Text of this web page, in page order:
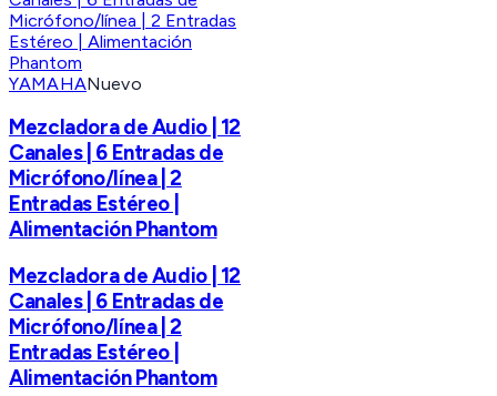
YAMAHANuevo
Mezcladora de Audio | 12
Canales | 6 Entradas de
Micrófono/línea | 2
Entradas Estéreo |
Alimentación Phantom
Mezcladora de Audio | 12
Canales | 6 Entradas de
Micrófono/línea | 2
Entradas Estéreo |
Alimentación Phantom